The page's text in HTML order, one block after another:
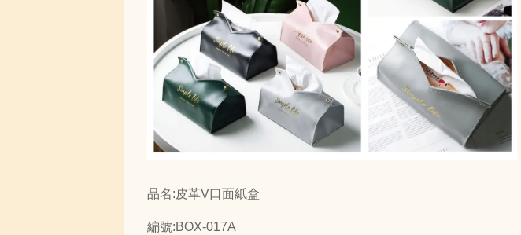
品名:皮革V口面紙盒
編號:BOX-017A